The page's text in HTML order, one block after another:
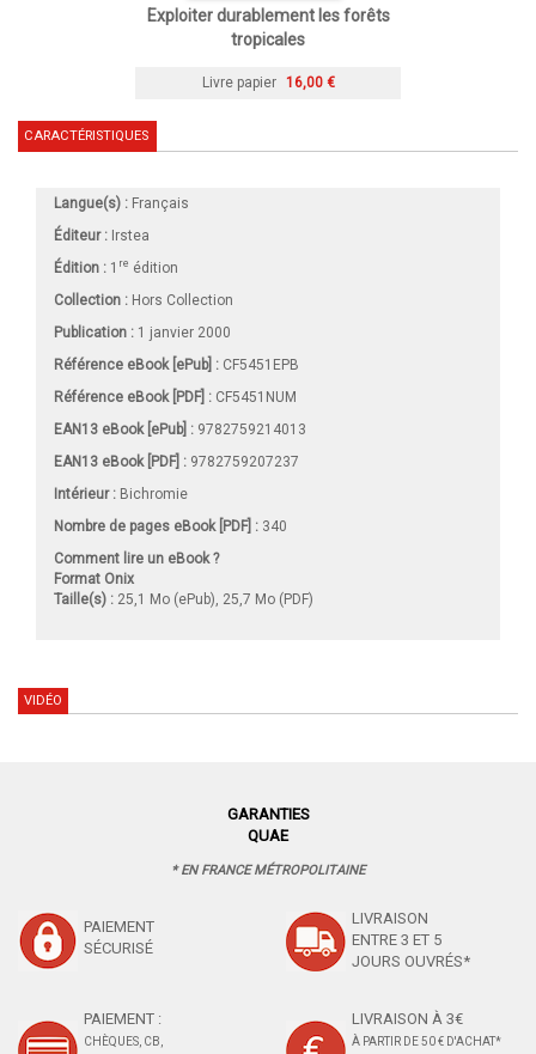
Exploiter durablement les forêts
tropicales
Livre papier 16,00 €
CARACTÉRISTIQUES
Langue(s) : Français
Éditeur : Irstea
Édition : 1 re édition
Collection : Hors Collection
Publication : 1 janvier 2000
Référence eBook [ePub] : CF5451EPB
Référence eBook [PDF] : CF5451NUM
EAN13 eBook [ePub] : 9782759214013
EAN13 eBook [PDF] : 9782759207237
Intérieur : Bichromie
Nombre de pages eBook [PDF] : 340
Comment lire un eBook ?
Format Onix
Taille(s) : 25,1 Mo (ePub), 25,7 Mo (PDF)
VIDÉO
GARANTIES
QUAE
* EN FRANCE MÉTROPOLITAINE
PAIEMENT
SÉCURISÉ
LIVRAISON
ENTRE 3 ET 5
JOURS OUVRÉS*
PAIEMENT :
CHÈQUES, CB,
LIVRAISON À 3€
À PARTIR DE 50 € D'ACHAT*